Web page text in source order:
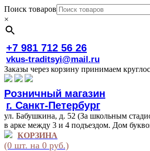
Поиск товаров
×
+7 981 712 56 26
vkus-traditsyi@mail.ru
Заказы через корзину принимаем
Розничный магазин
г. Санкт-Петербург
ул. Бабушкина, д. 52 (За школьным
в арке между 3 и 4 подъездом. Дом
КОРЗИНА
(0 шт. на 0 руб.)